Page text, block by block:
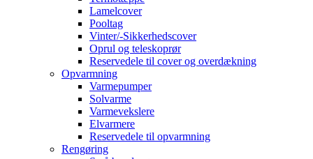
Lamelcover
Pooltag
Vinter/-Sikkerhedscover
Oprul og teleskoprør
Reservedele til cover og overdækning
Opvarmning
Varmepumper
Solvarme
Varmevekslere
Elvarmere
Reservedele til opvarmning
Rengøring